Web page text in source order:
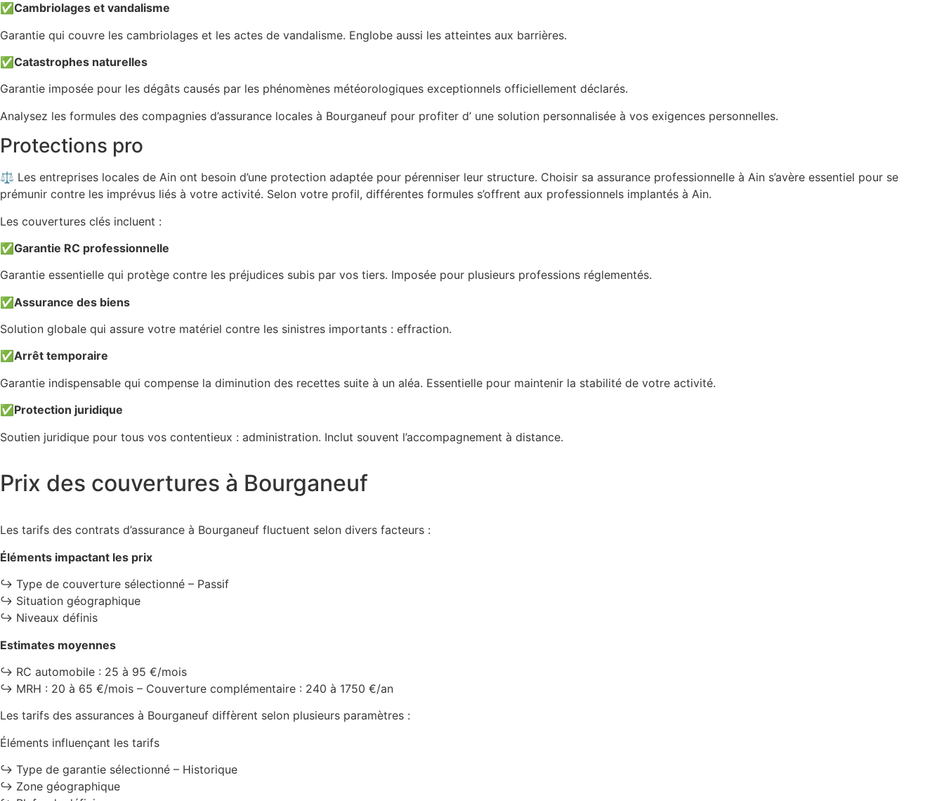
✅Cambriolages et vandalisme
Garantie qui couvre les cambriolages et les actes de vandalisme. Englobe aussi les atteintes aux barrières.
✅Catastrophes naturelles
Garantie imposée pour les dégâts causés par les phénomènes météorologiques exceptionnels officiellement déclarés.
Analysez les formules des compagnies d’assurance locales à Bourganeuf pour profiter d’ une solution personnalisée à vos exigences personnelles.
Protections pro
⚖️ Les entreprises locales de Ain ont besoin d’une protection adaptée pour pérenniser leur structure. Choisir sa assurance professionnelle à Ain s’avère essentiel pour se
prémunir contre les imprévus liés à votre activité. Selon votre profil, différentes formules s’offrent aux professionnels implantés à Ain.
Les couvertures clés incluent :
✅Garantie RC professionnelle
Garantie essentielle qui protège contre les préjudices subis par vos tiers. Imposée pour plusieurs professions réglementés.
✅Assurance des biens
Solution globale qui assure votre matériel contre les sinistres importants : effraction.
✅Arrêt temporaire
Garantie indispensable qui compense la diminution des recettes suite à un aléa. Essentielle pour maintenir la stabilité de votre activité.
✅ Protection juridique
Soutien juridique pour tous vos contentieux : administration. Inclut souvent l’accompagnement à distance.
Prix des couvertures à Bourganeuf
Les tarifs des contrats d’assurance à Bourganeuf fluctuent selon divers facteurs :
Éléments impactant les prix
↪️ Type de couverture sélectionné – Passif
↪️ Situation géographique
↪️ Niveaux définis
Estimates moyennes
↪️ RC automobile : 25 à 95 €/mois
↪️ MRH : 20 à 65 €/mois – Couverture complémentaire : 240 à 1750 €/an
Les tarifs des assurances à Bourganeuf diffèrent selon plusieurs paramètres :
Éléments influençant les tarifs
↪️ Type de garantie sélectionné – Historique
↪️ Zone géographique